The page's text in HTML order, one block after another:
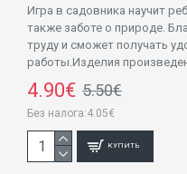
Игра в садовника научит
также заботе о природе.
труду и сможет получать
работы.Изделия
4.90€ 5.50€
Без налога:4.05€
КУПИТЬ